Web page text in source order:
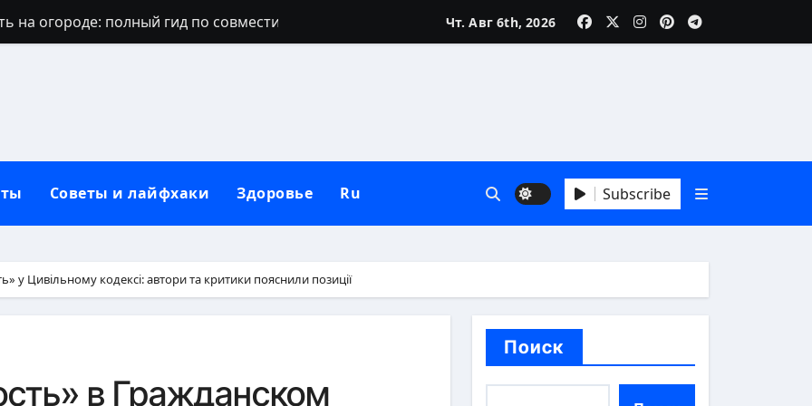
на огороде: полный гид по совместимости культур
свеча: значение пламени и народные толкования
что делать — полный гид с действиями и защитой
виды, признаки и методы борьбы
мясо: полный гид по рискам и преимуществам
Чт. Авг 6th, 2026
Советы и лайфхаки Здоровье Ru Subscribe
у Цивільному кодексі: автори та критики пояснили позиції
в Гражданском
Поиск